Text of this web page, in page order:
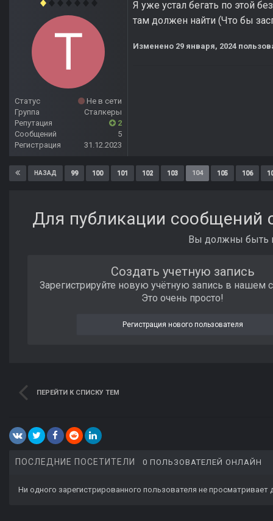
Статус
Не в сети
Группа
Сталкеры
Репутация
2
Сообщений
5
Регистрация
31.12.2023
Я уже устал бегать по этой
там должен найти (Что бы
Изменено 29 января, 2024
НАЗАД 99 100 101 102 103 104 105 106
Для публикации сообщений
Вы должны быть
Создать учетную запись
Зарегистрируйте новую учётную запись в нашем
Это очень просто!
Регистрация нового пользователя
ПЕРЕЙТИ К СПИСКУ ТЕМ
ПОСЛЕДНИЕ ПОСЕТИТЕЛИ 0 ПОЛЬЗОВАТЕЛЕЙ ОНЛАЙН
Ни одного зарегистрированного пользователя не просматривает